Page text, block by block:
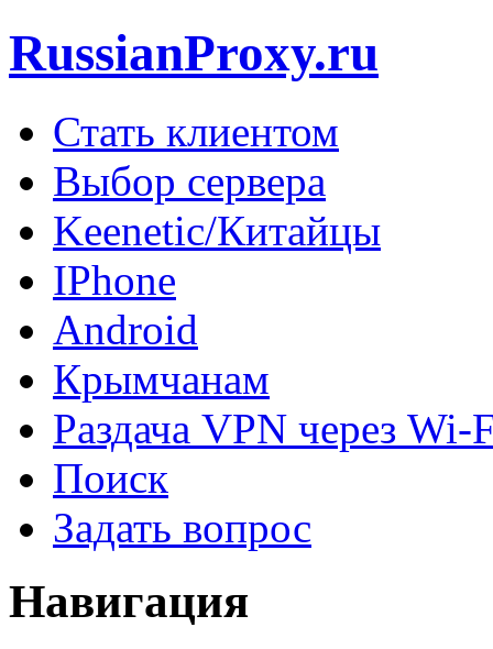
RussianProxy.ru
Стать клиентом
Выбор сервера
Keenetic/Китайцы
IPhone
Android
Крымчанам
Раздача VPN через Wi-
Поиск
Задать вопрос
Навигация